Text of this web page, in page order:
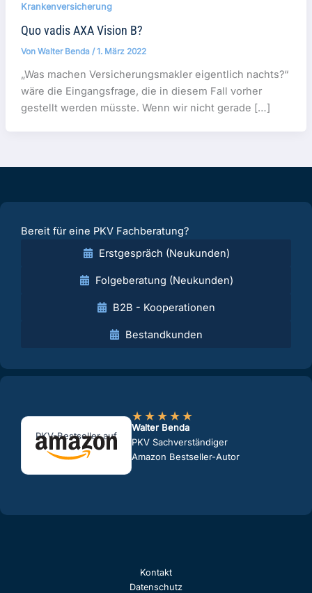
Krankenversicherung
Quo vadis AXA Vision B?
Von Walter Benda /1. März 2022
„Was machen Versicherungsmakler eigentlich nachts?“
wäre die Eingangsfrage, die in diesem Fall vorher
gestellt werden müsste. Wenn wir nicht gerade […]
Bereit für eine PKV Fachberatung?
Erstgespräch (Neukunden)
Folgeberatung (Neukunden)
B2B - Kooperationen
Bestandkunden
PKV-Bestseller auf
★★★★★
Walter Benda
PKV Sachverständiger
Amazon Bestseller-Autor
Kontakt
Datenschutz